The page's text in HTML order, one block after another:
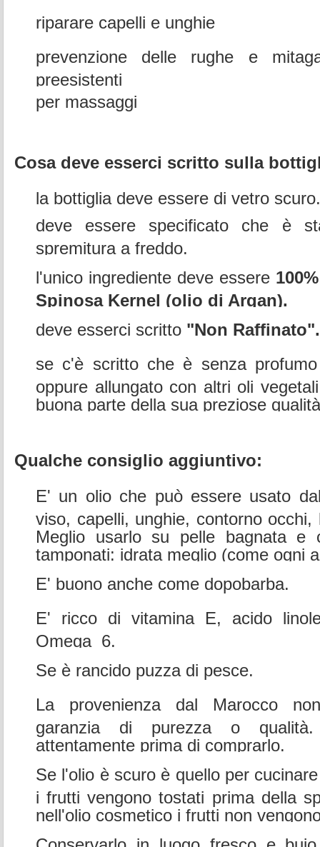
riparare capelli e unghie
prevenzione delle rughe e
preesistenti
per massaggi
Cosa deve esserci scritto sulla
la bottiglia deve essere di vetro scuro.
deve essere specificato che è
spremitura a freddo.
l'unico ingrediente deve essere
Spinosa Kernel (olio di Argan).
deve esserci scritto "Non Raffinato".
se c'è scritto che è senza
oppure allungato con altri oli
buona parte della sua preziose
Qualche consiglio aggiuntivo:
E' un olio che può essere usato
viso, capelli, unghie, contorno occhi,
Meglio usarlo su pelle bagnata e
tamponati: idrata meglio (come ogni
E' buono anche come dopobarba.
E' ricco di vitamina E, acido
Omega 6.
Se è rancido puzza di pesce.
La provenienza dal Marocco
garanzia di purezza o
attentamente prima di comprarlo.
Se l'olio è scuro è quello per
i frutti vengono tostati prima della
nell'olio cosmetico i frutti non